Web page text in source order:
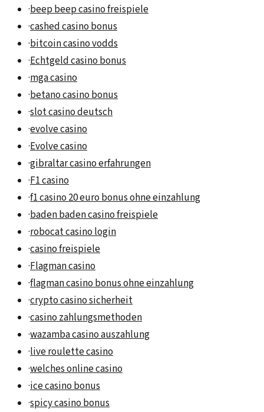
·beep beep casino freispiele
·cashed casino bonus
·bitcoin casino vodds
·Echtgeld casino bonus
·mga casino
·betano casino bonus
·slot casino deutsch
·evolve casino
·Evolve casino
·gibraltar casino erfahrungen
·F1 casino
·f1 casino 20 euro bonus ohne einzahlung
·baden baden casino freispiele
·robocat casino login
·casino freispiele
·Flagman casino
·flagman casino bonus ohne einzahlung
·crypto casino sicherheit
·casino zahlungsmethoden
·wazamba casino auszahlung
·live roulette casino
·welches online casino
·ice casino bonus
·spicy casino bonus